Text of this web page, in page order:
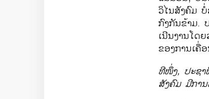
ວິໄນສັງຄົມ
ກົງກັນຂ້າມ.
ເນີນງານ​ໂດ​
ຂອງ​ການ​ເຄື່
ທີ​ໜຶ່ງ, ປະຊາ
ສັງຄົ​ມ ມີ​ກາ